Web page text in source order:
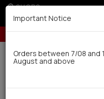
SHOPS
over 250€ for EU & 300€ for non EU
Delivery in 7-9
Important Notice
Orders between 7/08 and
August and above